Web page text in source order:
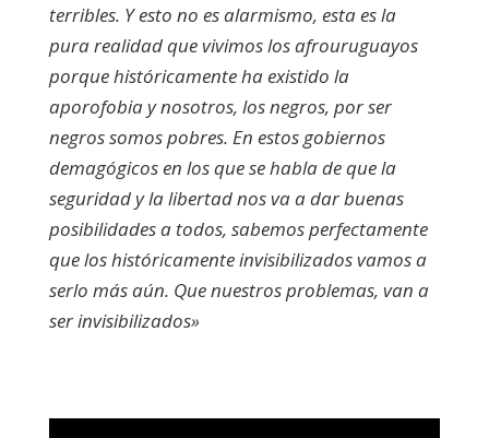
terribles. Y esto no es alarmismo, esta es la
pura realidad que vivimos los afrouruguayos
porque históricamente ha existido la
aporofobia y nosotros, los negros, por ser
negros somos pobres. En estos gobiernos
demagógicos en los que se habla de que la
seguridad y la libertad nos va a dar buenas
posibilidades a todos, sabemos perfectamente
que los históricamente invisibilizados vamos a
serlo más aún. Que nuestros problemas, van a
ser invisibilizados»